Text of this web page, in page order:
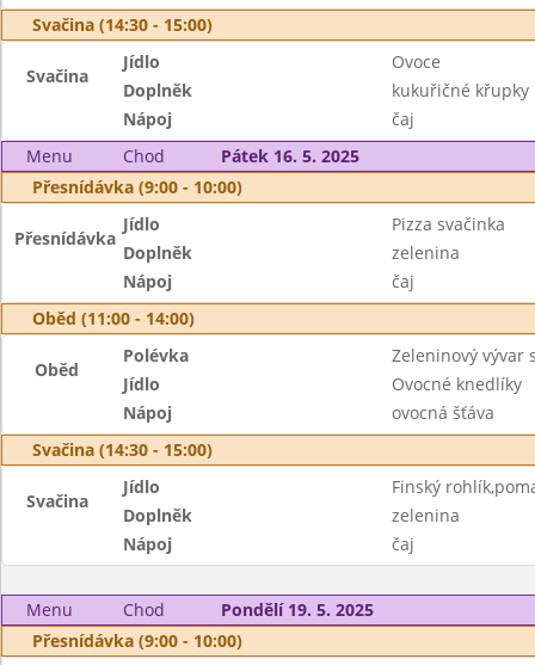
Svačina (14:30 - 15:00)
Svačina
Jídlo
Ovoce
Doplněk
kukuřičné křupky
Nápoj
čaj
Menu
Chod
Pátek 16. 5. 2025
Přesnídávka (9:00 - 10:00)
Přesnídávka
Jídlo
Pizza svačinka
Doplněk
zelenina
Nápoj
čaj
Oběd (11:00 - 14:00)
Oběd
Polévka
Zeleninový vývar
Jídlo
Ovocné knedlíky
Nápoj
ovocná šťáva
Svačina (14:30 - 15:00)
Svačina
Jídlo
Finský
Doplněk
zelenina
Nápoj
čaj
Menu Chod
Pondělí 19. 5. 2025
Přesnídávka (9:00 - 10:00)